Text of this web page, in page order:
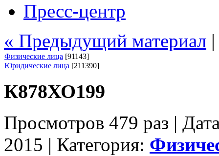
Пресс-центр
« Предыдущий материал
Физические лица [91143]
Юридические лица [211390]
К878ХО199
Просмотров 479 раз |
2015 | Категория: